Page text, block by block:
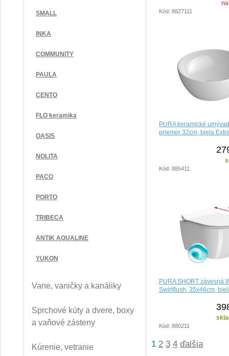
SMALL
INKA
COMMUNITY
PAULA
CENTO
FLO keramika
OASIS
NOLITA
PACO
PORTO
TRIBECA
ANTIK AQUALINE
YUKON
Vane, vaničky a kanáliky
Sprchové kúty a dvere, boxy
a vaňové zásteny
Kúrenie, vetranie
Kód: 8827111
PURA keramické
priemer 32cm, biela
Kód: 885411
PURA SHORT závesná
Swirlflush, 35x46cm,
Kód: 880211
1 2 3 4 ďalšia